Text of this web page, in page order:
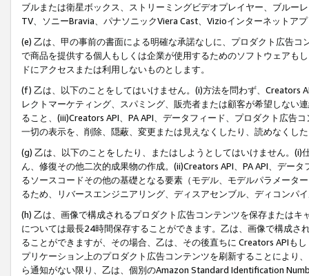
ブルまたは衛星ボックス、ストリーミングビデオプレイヤー、ブルー
TV、ソニーBravia、パナソニックViera Cast、Vizioインターネットア
(e) 乙は、甲の事前の書面による明確な承諾なしに、プロダクト広告
で商品を提供する個人もしくは企業が使用するためのソフトウェアも
ドにアクセスまたは利用しないものとします。
(f) 乙は、以下のことをしてはいけません。(i)方法を問わず、Creators
レクトマーケティング、スパミング、販売者または顧客が希望しない
ること、(iii)Creators API、PA API、データフィード、プロダクト広告
一切の表示を、削除、隠蔽、変更または見えなくしたり、読めなくし
(g) 乙は、以下のことをしたり、またはしようとしてはいけません。
ん、修復その他二次的成果物の作成。(ii)Creators API、PA API、デー
るソースコードその他の基礎となる要素（モデル、モデルパラメータ
るため、リバースエンジニアリング、ディスアセンブル、ディコンパ
(h) 乙は、画像で構成されるプロダクト広告コンテンツを保存または
については最長24時間保存することができます。乙は、画像で構成
ることができますが、その場合、乙は、その後直ちに Creators APIも
プリケーション上のプロダクト広告コンテンツを刷新することにより
ら通知がない限り、乙は、個別のAmazon Standard Identification